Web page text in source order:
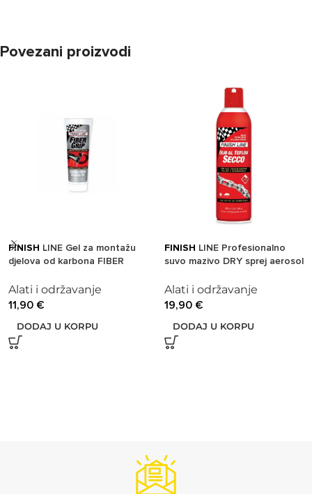
Povezani proizvodi
FINISH LINE Gel za montažu
djelova od karbona FIBER
Alati i održavanje
11,90 €
DODAJ U KORPU
FINISH LINE Profesionalno
suvo mazivo DRY sprej aerosol
Alati i održavanje
19,90 €
DODAJ U KORPU